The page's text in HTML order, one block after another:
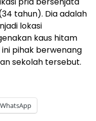
tahun). Dia adalah
lokasi
kaus hitam
pihak berwenang
sekolah tersebut.
WhatsApp